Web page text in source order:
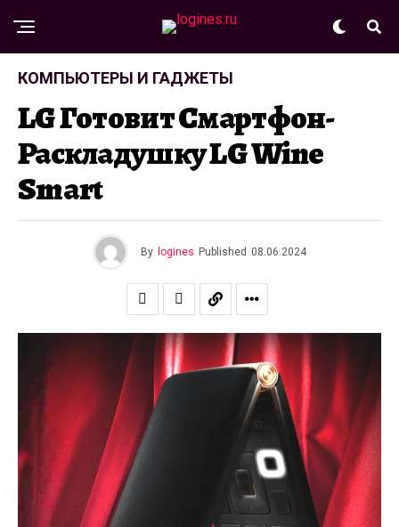
КОМПЬЮТЕРЫ И ГАДЖЕТЫ
LG Готовит Смартфон-
Раскладушку LG Wine
Smart
By logines Published 08.06.2024